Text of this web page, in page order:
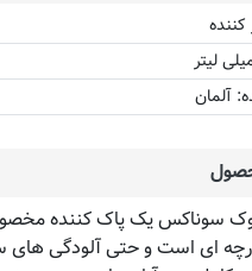
کننده
آلمان
سوناکس یک پاک کننده
ای است و حتی آلودگی